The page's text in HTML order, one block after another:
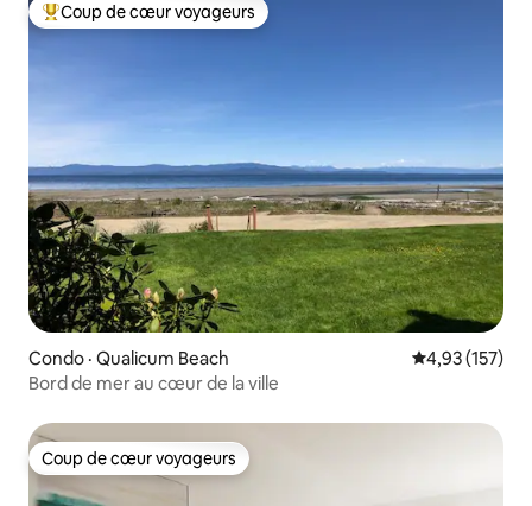
Coup de cœur voyageurs parmi les plus aimés
Coup de cœur voyageurs
Condo · Qualicum Beach Note
4,93 (157)
Bord de mer au cœur de la ville
Coup de cœur voyageurs
Coup de cœur voyageurs